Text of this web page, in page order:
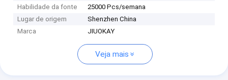
Habilidade da fonte
25000 Pcs/semana
Lugar de origem
Shenzhen China
Marca
JIUOKAY
Veja mais